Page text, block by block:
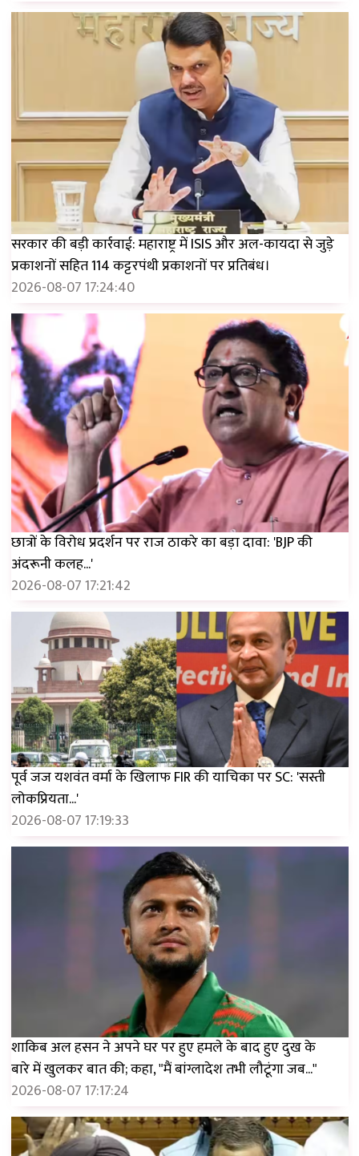
सरकार की बड़ी कार्रवाई: महाराष्ट्र में ISIS और अल-कायदा से जुड़े
प्रकाशनों सहित 114 कट्टरपंथी प्रकाशनों पर प्रतिबंध।
2026-08-07 17:24:40
छात्रों के विरोध प्रदर्शन पर राज ठाकरे का बड़ा दावा: 'BJP की
अंदरूनी कलह...'
2026-08-07 17:21:42
पूर्व जज यशवंत वर्मा के खिलाफ FIR की याचिका पर SC: 'सस्ती
लोकप्रियता...'
2026-08-07 17:19:33
शाकिब अल हसन ने अपने घर पर हुए हमले के बाद हुए दुख के
बारे में खुलकर बात की; कहा, "मैं बांग्लादेश तभी लौटूंगा जब..."
2026-08-07 17:17:24